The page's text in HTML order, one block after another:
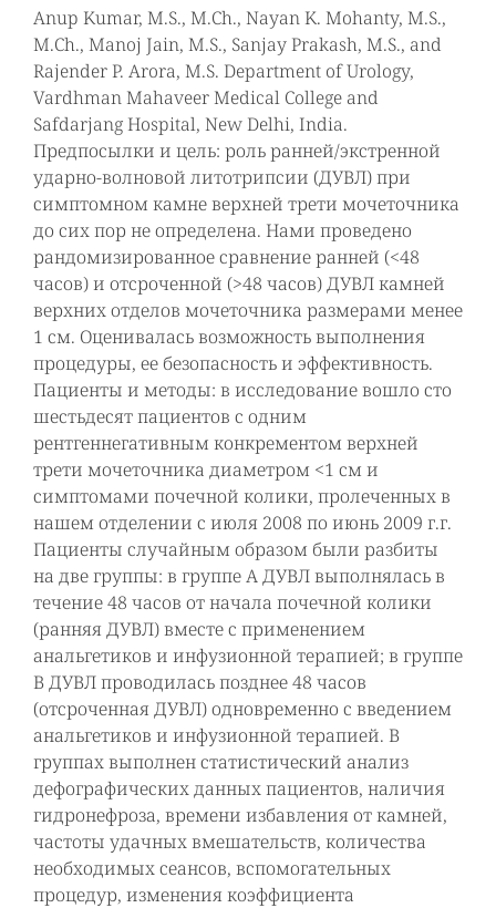
Anup Kumar, M.S., M.Ch., Nayan K. Mohanty, M.S.,
M.Ch., Manoj Jain, M.S., Sanjay Prakash, M.S., and
Rajender P. Arora, M.S. Department of Urology,
Vardhman Mahaveer Medical College and
Safdarjang Hospital, New Delhi, India.
Предпосылки и цель: роль ранней/экстренной
ударно-волновой литотрипсии (ДУВЛ) при
симптомном камне верхней трети мочеточника
до сих пор не определена. Нами проведено
рандомизированное сравнение ранней (<48
часов) и отсроченной (>48 часов) ДУВЛ камней
верхних отделов мочеточника размерами менее
1 см. Оценивалась возможность выполнения
процедуры, ее безопасность и эффективность.
Пациенты и методы: в исследование вошло сто
шестьдесят пациентов с одним
рентгеннегативным конкрементом верхней
трети мочеточника диаметром <1 см и
симптомами почечной колики, пролеченных в
нашем отделении с июля 2008 по июнь 2009 г.г.
Пациенты случайным образом были разбиты
на две группы: в группе А ДУВЛ выполнялась в
течение 48 часов от начала почечной колики
(ранняя ДУВЛ) вместе с применением
анальгетиков и инфузионной терапией; в группе
В ДУВЛ проводилась позднее 48 часов
(отсроченная ДУВЛ) одновременно с введением
анальгетиков и инфузионной терапией. В
группах выполнен статистический анализ
дефографических данных пациентов, наличия
гидронефроза, времени избавления от камней,
частоты удачных вмешательств, количества
необходимых сеансов, вспомогательных
процедур, изменения коэффициента